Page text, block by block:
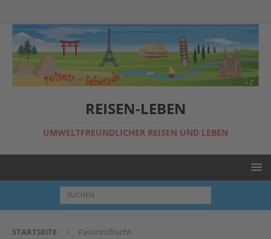
REISEN-LEBEN
UMWELTFREUNDLICHER REISEN UND LEBEN
STARTSEITE Passionsfrucht